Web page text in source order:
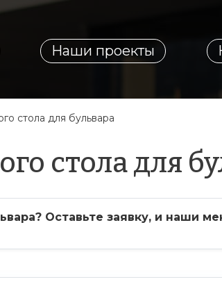
Наши проекты
стола для бульвара
стола для
Оставьте заявку, и наши